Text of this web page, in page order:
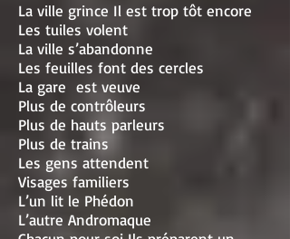
La ville grince Il est trop tôt encore
Les tuiles volent
La ville s’abandonne
Les feuilles font des cercles
La gare est veuve
Plus de contrôleurs
Plus de hauts parleurs
Plus de trains
Les gens attendent
Visages familiers
L’un lit le Phédon
L’autre Andromaque